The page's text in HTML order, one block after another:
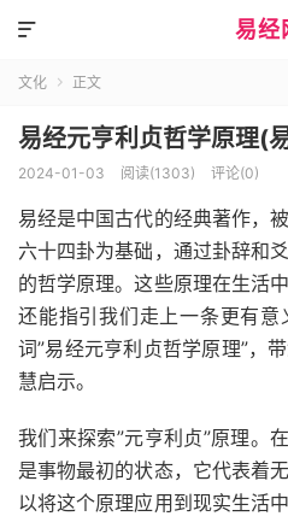
易经

文化  正文
易经元亨利贞哲学原理(
2024-01-03 阅读(1303) 评论(0)
易经是中国古代的经典著作，
六十四卦为基础，通过卦辞和
的哲学原理。这些原理在生活
还能指引我们走上一条更有
词”易经元亨利贞哲学原理”，
慧启示。
我们来探索”元亨利贞”原理。
是事物最初的状态，它代表着
以将这个原理应用到现实生活